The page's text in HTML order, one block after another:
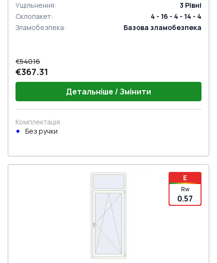
Ущільнення: 3 Рівні
Склопакет:
4 - 16 - 4 - 14 - 4
Зламобезпека: Базова зламобезпека
€540.16
€367.31
Детальніше / Змінити
Комплектація
Без ручки
E
Rw
0.57